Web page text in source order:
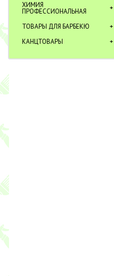
ХИМИЯ
ПРОФЕССИОНАЛЬНАЯ
ТОВАРЫ ДЛЯ БАРБЕКЮ
КАНЦТОВАРЫ